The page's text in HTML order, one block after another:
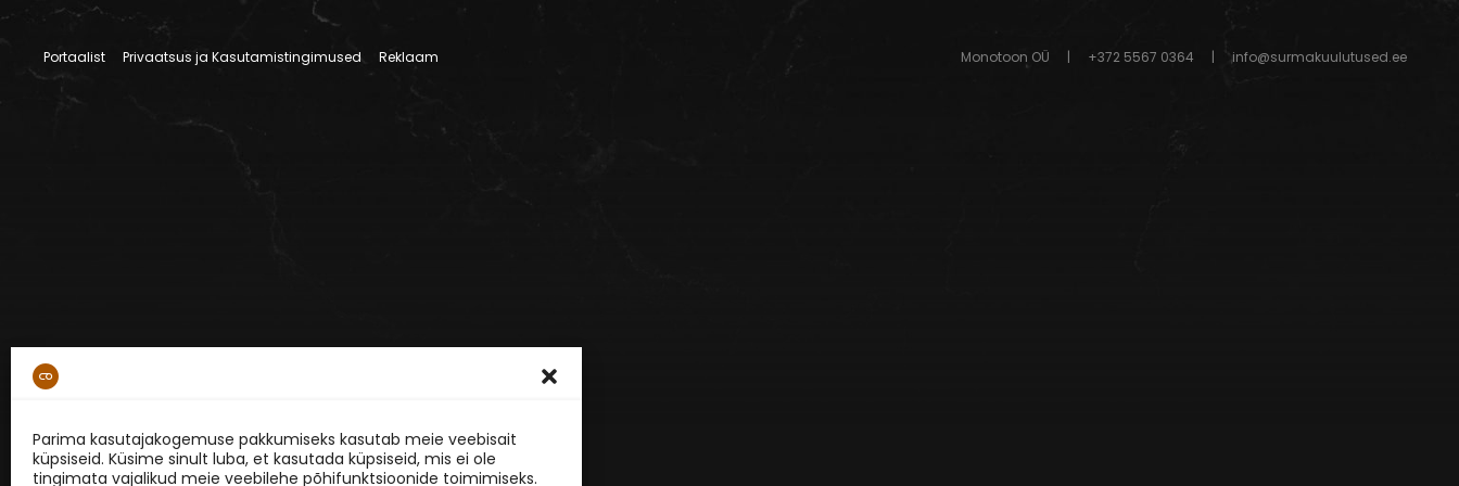
Parima kasutajakogemuse pakkumiseks kasutab meie veebisait
küpsiseid. Küsime sinult luba, et kasutada küpsiseid, mis ei ole
tingimata vajalikud meie veebilehe põhifunktsioonide toimimiseks.
Portaalist Privaatsus ja Kasutamistingimused Reklaam Monotoon OÜ | +372 5567 0364 | info@surmakuulutused.ee